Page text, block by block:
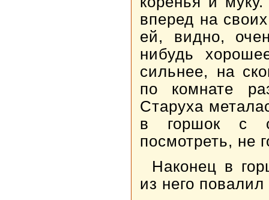
вперед на
ей, видно,
нибудь
сильнее, на
по комнате
Старуха
в горшок с
посмотреть, не
Наконец в
из него